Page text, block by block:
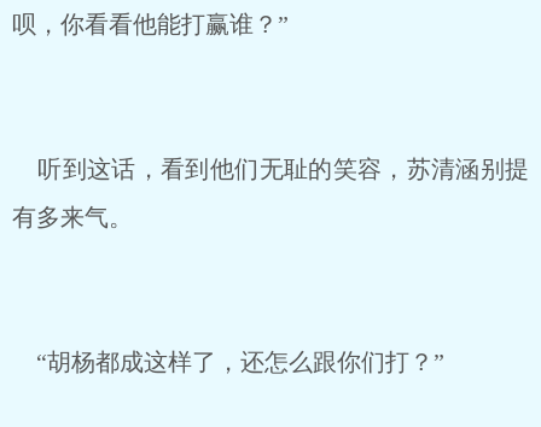
呗，你看看他能打赢谁？”
听到这话，看到他们无耻的笑容，苏清涵别提
有多来气。
“胡杨都成这样了，还怎么跟你们打？”